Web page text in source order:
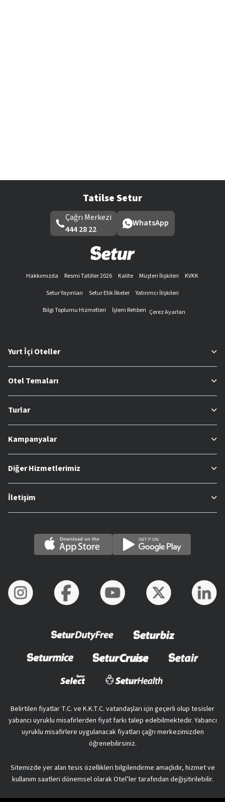
Tatilse Setur
Çağrı Merkezi
444 28 22
WhatsApp
Hakkımızda Resmi Tatiller 2026 Kalite Müşteri İlişkileri
KVKK
Setur Yayınları
Setur Etik İlkeler
Yatırımcı İlişkileri
Bilgi Toplumu Hizmetleri
İşlem Rehberi Çerez Ayarları
Yurt İçi Oteller
Otel Temaları
Turlar
Kampanyalar
Diğer Hizmetlerimiz
İletişim
Belirtilen fiyatlar T.C. ve K.K.T.C. vatandaşları için geçerli olup tesisler
yabancı uyruklu misafirlerden fiyat farkı talep edebilmektedir. Yabancı
uyruklu misafirlere uygulanacak fiyatları çağrı merkezimizden
öğrenebilirsiniz.
Sitemizde yer alan tesis özellikleri bilgilendirme amaçlıdır, hizmet ve
kullanım saatleri dönemsel olarak Otel’ler tarafından değişitirilebilir.